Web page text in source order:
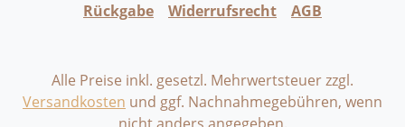
Rückgabe
Widerrufsrecht AGB
Alle Preise inkl. gesetzl. Mehrwertsteuer zzgl.
Versandkosten und ggf. Nachnahmegebühren, wenn